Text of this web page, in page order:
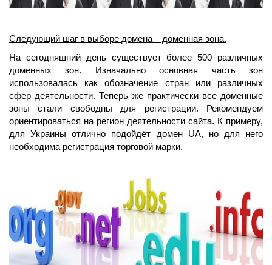
Следующий шаг в выборе домена – доменная зона.
На сегодняшний день существует более 500 различных
доменных зон. Изначально основная часть зон
использовалась как обозначение стран или различных
сфер деятельности. Теперь же практически все доменные
зоны стали свободны для регистрации. Рекомендуем
ориентироваться на регион деятельности сайта. К примеру,
для Украины отлично подойдёт домен UA, но для него
необходима регистрация торговой марки.